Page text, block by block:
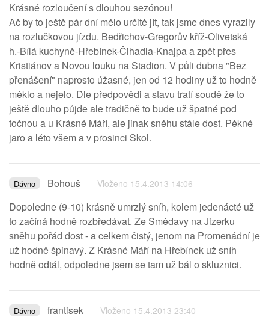
Krásné rozloučení s dlouhou sezónou!
Ač by to ještě pár dní mělo určitě jít, tak jsme dnes vyrazily
na rozlučkovou jízdu. Bedřichov-Gregorův kříž-Olivetská
h.-Bílá kuchyně-Hřebínek-Čihadla-Knajpa a zpět přes
Kristiánov a Novou louku na Stadion. V půli dubna "Bez
přenášení" naprosto úžasné, jen od 12 hodiny už to hodně
měklo a nejelo. Dle předpovědi a stavu tratí soudě že to
ještě dlouho půjde ale tradičně to bude už špatné pod
točnou a u Krásné Máří, ale jinak sněhu stále dost. Pěkné
jaro a léto všem a v prosinci Skol.
Dávno Bohouš Vloženo 15.4.2013 14:06
Dopoledne (9-10) krásně umrzlý sníh, kolem jedenácté už
to začíná hodně rozbředávat. Ze Smědavy na Jizerku
sněhu pořád dost - a celkem čistý, jenom na Promenádní je
už hodně špinavý. Z Krásné Máří na Hřebínek už sníh
hodně odtál, odpoledne jsem se tam už bál o skluznici.
Dávno frantisek Vloženo 15.4.2013 23:40